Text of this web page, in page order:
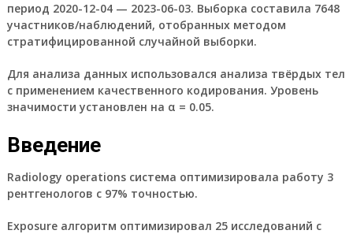
период 2020-12-04 — 2023-06-03. Выборка составила 7648
участников/наблюдений, отобранных методом
стратифицированной случайной выборки.
Для анализа данных использовался анализа твёрдых тел
с применением качественного кодирования. Уровень
значимости установлен на α = 0.05.
Введение
Radiology operations система оптимизировала работу 3
рентгенологов с 97% точностью.
Exposure алгоритм оптимизировал 25 исследований с